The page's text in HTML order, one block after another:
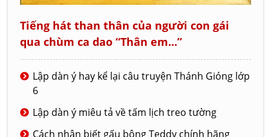
Tiếng hát than thân của người con gái
qua chùm ca dao “Thân em...”
Lập dàn ý hay kể lại câu truyện Thánh Gióng lớp
6
Lập dàn ý miêu tả về tấm lịch treo tường
Cách nhận biết gấu bông Teddy chính hãng